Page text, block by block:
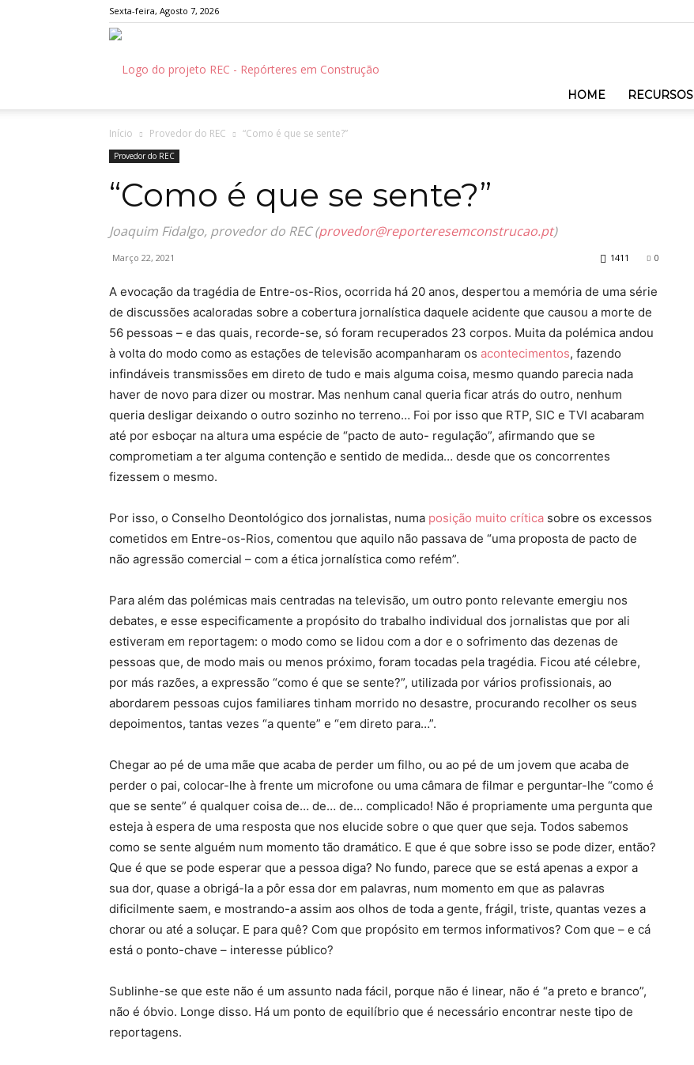
Sexta-feira, Agosto 7, 2026
HOME RECURSOS
Início Provedor do REC “Como é que se sente?”
Provedor do REC
“Como é que se sente?”
Joaquim Fidalgo, provedor do REC (provedor@reporteresemconstrucao.pt)
Março 22, 2021 0
1411
A evocação da tragédia de Entre-os-Rios, ocorrida há 20 anos, despertou a memória de uma série
de discussões acaloradas sobre a cobertura jornalística daquele acidente que causou a morte de
56 pessoas – e das quais, recorde-se, só foram recuperados 23 corpos. Muita da polémica andou
à volta do modo como as estações de televisão acompanharam os acontecimentos, fazendo
infindáveis transmissões em direto de tudo e mais alguma coisa, mesmo quando parecia nada
haver de novo para dizer ou mostrar. Mas nenhum canal queria ficar atrás do outro, nenhum
queria desligar deixando o outro sozinho no terreno… Foi por isso que RTP, SIC e TVI acabaram
até por esboçar na altura uma espécie de “pacto de auto- regulação”, afirmando que se
comprometiam a ter alguma contenção e sentido de medida… desde que os concorrentes
fizessem o mesmo.
Por isso, o Conselho Deontológico dos jornalistas, numa posição muito crítica sobre os excessos
cometidos em Entre-os-Rios, comentou que aquilo não passava de “uma proposta de pacto de
não agressão comercial – com a ética jornalística como refém”.
Para além das polémicas mais centradas na televisão, um outro ponto relevante emergiu nos
debates, e esse especificamente a propósito do trabalho individual dos jornalistas que por ali
estiveram em reportagem: o modo como se lidou com a dor e o sofrimento das dezenas de
pessoas que, de modo mais ou menos próximo, foram tocadas pela tragédia. Ficou até célebre,
por más razões, a expressão “como é que se sente?”, utilizada por vários profissionais, ao
abordarem pessoas cujos familiares tinham morrido no desastre, procurando recolher os seus
depoimentos, tantas vezes “a quente” e “em direto para…”.
Chegar ao pé de uma mãe que acaba de perder um filho, ou ao pé de um jovem que acaba de
perder o pai, colocar-lhe à frente um microfone ou uma câmara de filmar e perguntar-lhe “como é
que se sente” é qualquer coisa de… de… de… complicado! Não é propriamente uma pergunta que
esteja à espera de uma resposta que nos elucide sobre o que quer que seja. Todos sabemos
como se sente alguém num momento tão dramático. E que é que sobre isso se pode dizer, então?
Que é que se pode esperar que a pessoa diga? No fundo, parece que se está apenas a expor a
sua dor, quase a obrigá-la a pôr essa dor em palavras, num momento em que as palavras
dificilmente saem, e mostrando-a assim aos olhos de toda a gente, frágil, triste, quantas vezes a
chorar ou até a soluçar. E para quê? Com que propósito em termos informativos? Com que – e cá
está o ponto-chave – interesse público?
Sublinhe-se que este não é um assunto nada fácil, porque não é linear, não é “a preto e branco”,
não é óbvio. Longe disso. Há um ponto de equilíbrio que é necessário encontrar neste tipo de
reportagens.